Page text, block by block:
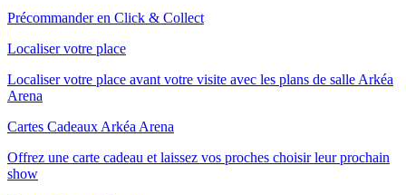
Précommander en Click & Collect
Localiser votre place
Localiser votre place avant votre visite avec les plans de salle Arkéa
Arena
Cartes Cadeaux Arkéa Arena
Offrez une carte cadeau et laissez vos proches choisir leur prochain
show